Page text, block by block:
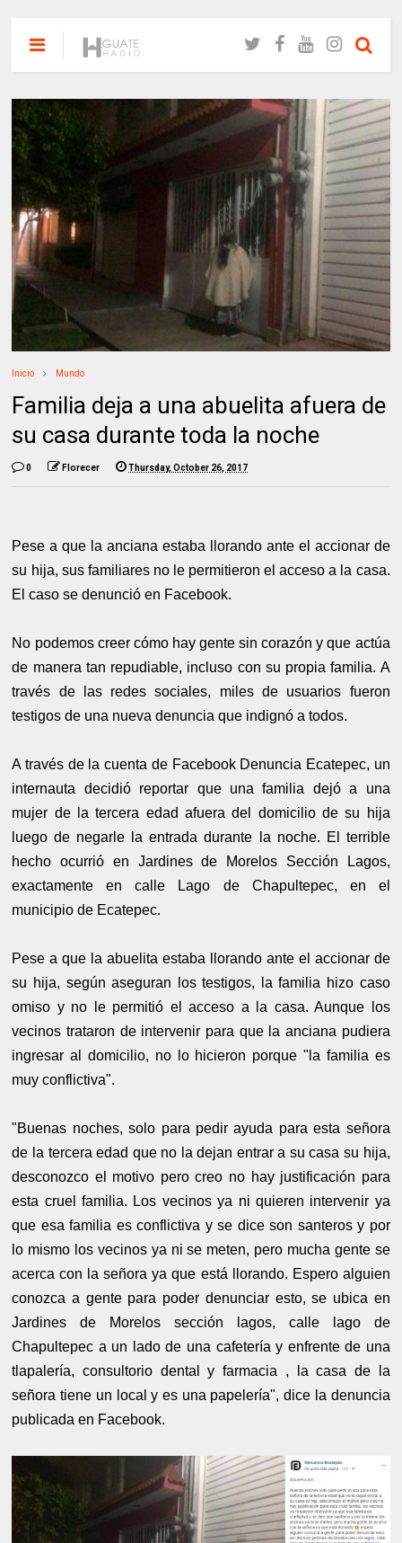
Inicio Mundo
Familia deja a una abuelita afuera de
su casa durante toda la noche
0 Florecer Thursday, October 26, 2017
Pese a que la anciana estaba llorando ante el accionar de
su hija, sus familiares no le permitieron el acceso a la casa.
El caso se denunció en Facebook.
No podemos creer cómo hay gente sin corazón y que actúa
de manera tan repudiable, incluso con su propia familia. A
través de las redes sociales, miles de usuarios fueron
testigos de una nueva denuncia que indignó a todos.
A través de la cuenta de Facebook Denuncia Ecatepec, un
internauta decidió reportar que una familia dejó a una
mujer de la tercera edad afuera del domicilio de su hija
luego de negarle la entrada durante la noche. El terrible
hecho ocurrió en Jardines de Morelos Sección Lagos,
exactamente en calle Lago de Chapultepec, en el
municipio de Ecatepec.
Pese a que la abuelita estaba llorando ante el accionar de
su hija, según aseguran los testigos, la familia hizo caso
omiso y no le permitió el acceso a la casa. Aunque los
vecinos trataron de intervenir para que la anciana pudiera
ingresar al domicilio, no lo hicieron porque "la familia es
muy conflictiva".
"Buenas noches, solo para pedir ayuda para esta señora
de la tercera edad que no la dejan entrar a su casa su hija,
desconozco el motivo pero creo no hay justificación para
esta cruel familia. Los vecinos ya ni quieren intervenir ya
que esa familia es conflictiva y se dice son santeros y por
lo mismo los vecinos ya ni se meten, pero mucha gente se
acerca con la señora ya que está llorando. Espero alguien
conozca a gente para poder denunciar esto, se ubica en
Jardines de Morelos sección lagos, calle lago de
Chapultepec a un lado de una cafetería y enfrente de una
tlapalería, consultorio dental y farmacia , la casa de la
señora tiene un local y es una papelería", dice la denuncia
publicada en Facebook.